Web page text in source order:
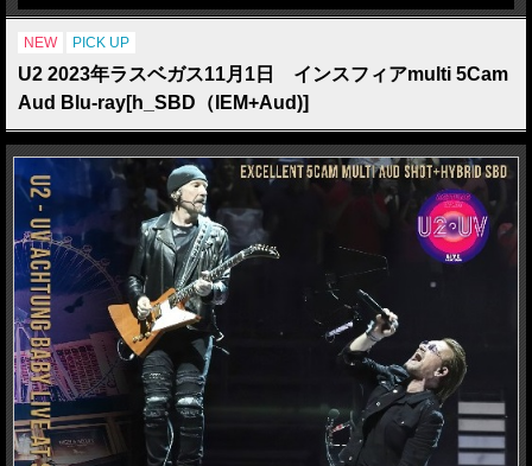
NEW PICK UP
U2 2023年ラスベガス11月1日 インスフィアmulti 5Cam
Aud Blu-ray[h_SBD（IEM+Aud)]